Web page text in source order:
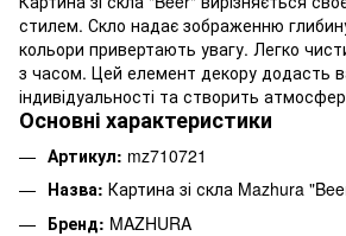
стилем. Скло надає зображенню
кольори привертають увагу. Легко
з часом. Цей елемент декору додасть
індивідуальності та створить
Основні характеристики
Артикул: mz710721
Назва: Картина зі скла Mazhura
Бренд: MAZHURA